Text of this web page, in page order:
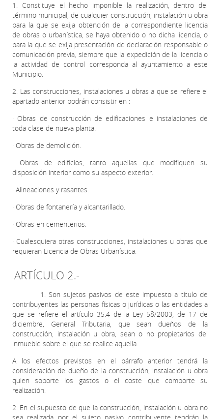
1. Constituye el hecho imponible la realización, dentro del
término municipal, de cualquier construcción, instalación u obra
para la que se exija obtención de la correspondiente licencia
de obras o urbanística, se haya obtenido o no dicha licencia, o
para la que se exija presentación de declaración responsable o
comunicación previa, siempre que la expedición de la licencia o
la actividad de control corresponda al ayuntamiento a este
Municipio.
2. Las construcciones, instalaciones u obras a que se refiere el
apartado anterior podrán consistir en :
· Obras de construcción de edificaciones e instalaciones de
toda clase de nueva planta.
· Obras de demolición.
· Obras de edificios, tanto aquellas que modifiquen su
disposición interior como su aspecto exterior.
· Alineaciones y rasantes.
· Obras de fontanería y alcantarillado.
· Obras en cementerios.
· Cualesquiera otras construcciones, instalaciones u obras que
requieran Licencia de Obras Urbanística.
ARTÍCULO 2.-
1. Son sujetos pasivos de este impuesto a título de
contribuyentes las personas físicas o jurídicas o las entidades a
que se refiere el artículo 35.4 de la Ley 58/2003, de 17 de
diciembre, General Tributaria, que sean dueños de la
construcción, instalación u obra, sean o no propietarios del
inmueble sobre el que se realice aquella.
A los efectos previstos en el párrafo anterior tendrá la
consideración de dueño de la construcción, instalación u obra
quien soporte los gastos o el coste que comporte su
realización.
2. En el supuesto de que la construcción, instalación u obra no